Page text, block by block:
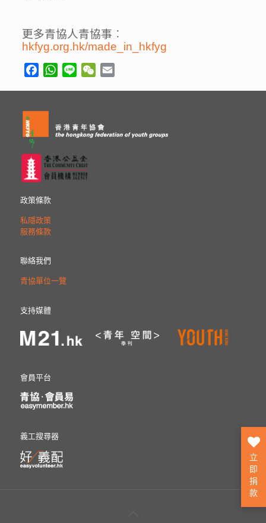
更多青協人青協事︰
hkfyg.org.hk/made_in_hkfyg
FacebookWhatsApp
Line WeChat
政策條款
私隱政策
服務條款
聯絡我們
青協單位一覽
支持媒體
會員平台
義工搜尋器
立
即
捐
款